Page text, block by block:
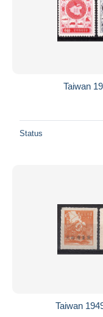
Taiwan
Status
Taiwan